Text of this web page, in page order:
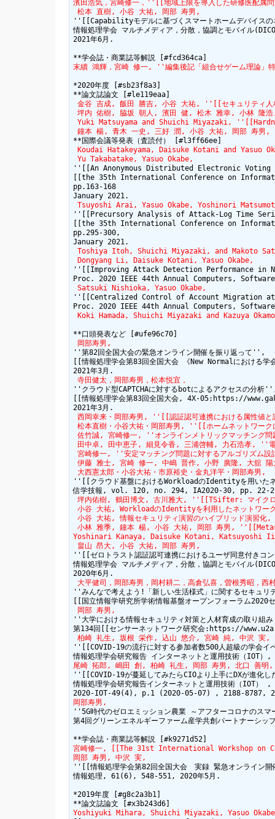
濱田浩気，宮崎修一，''[[地域上限を導入した研修医
松本 直樹, 小谷 大祐, 岡部 寿男,
''[[Capabilityモデルに基づくスマートホームデバイ
情報処理学会 マルチメディア，分散，協調とモバイル
2021年6月.
末續 鴻輝，宮崎 修一, ''編集後記「組合せゲーム理論
*2020年度 [#sb23f8a3]
金谷 吉成, 飯田 勝吉, 小谷 大祐, ''[[セキュリティ
坪内 佑樹, 脇坂 朝人, 濱田 健, 松木 雅幸, 小林 隆
Yuki Matsuyama and Shuichi Miyazaki,
鐘本 楊, 青木 一史, 三好 潤, 小谷 大祐, 岡部 寿男,
Koudai Hatakeyama, Daisuke Kotani and
Yu Takabatake, Yasuo Okabe,
''[[An Anonymous Distributed Electronic Voting
[[the 35th International Conference on
pp.163-168
Tsuyoshi Arai, Yasuo Okabe, Yoshinori
''[[Precursory Analysis of Attack-Log Time
[[the 35th International Conference on
pp.295-300,
Toshiya Itoh, Shuichi Miyazaki, and Makoto
Dongyang Li, Daisuke Kotani, Yasuo Okabe,
''[[Improving Attack Detection Performance in
Satsuki Nishioka, Yasuo Okabe,
''[[Centralized Control of Account Migration at
Koki Hamada, Shuichi Miyazaki and Kazuya
岡部寿男,
''第82回全国大会の緊急オンライン開催を振り返って'',
[[情報処理学会第83回全国大会 《New Normalにお
寺田健太，岡部寿男，松本悦宜，
''クラウド型CAPTCHAに対するbotによるアクセスの分析
[[情報処理学会第83回全国大会, 4X-05:https://
松本直樹・小谷大祐・岡部寿男, ''[[ホームネット
佐竹誠, 宮崎修一, ''オンラインメトリックマッチング
田中卓, 田中恵子, 細見令香, 三浦啓輔, 力石浩孝, ''電
宮崎修一, ''安定マッチング問題に対するアルゴリズム
伊藤 雅士, 宮崎 修一, 中嶋 晋作, 小野 廣隆, 大舘 陽
大西憲太郎・小谷大祐・市原裕史・金丸洋平・岡部寿男,
''[[クラウド基盤におけるWorkloadのIdentityを用い
坪内佑樹, 鶴田博文, 古川雅大, ''[[TSifter: マイクロ
小谷 大祐, WorkloadのIdentityを利用したネットワー
小谷 大祐, 情報セキュリティ演習のハイブリッド演習
小林 雅季, 鐘本 楊, 小谷 大祐, 岡部 寿男,
Yoshinari Kanaya, Daisuke Kotani,
畠山 昂大, 小谷 大祐, 岡部 寿男,
''[[ゼロトラスト認証認可連携におけるユーザ同意
情報処理学会 マルチメディア，分散，協調とモバイル
大平健司，岡部寿男，岡村耕二，高倉弘喜，曽根秀昭，西
''みんなで考えよう!「新しい生活様式」に関するセキュ
岡部 寿男,
''大学における情報セキュリティ対策と人材育成の取り組
柏崎 礼生, 坂根 栄作, 込山 悠介, 宮崎 純, 中沢 実,
''[[COVID-19の流行に対する参加者数500人超級の
尾崎 拓郎, 嶋田 創, 柏崎 礼生, 岡部 寿男, 北口 善明,
''[[COVID-19が蔓延してみたらCIOより上手にDX
情報処理学会研究報告インターネットと運用技術（IOT） ,
岡部寿男,
''5G時代のゼロエミッション農業 ～アフターコロナのス
第4回グリーンエネルギーファーム産学共創パートナーシ
宮崎修一, [[The 31st International Workshop on
岡部 寿男, 中沢 実,
''[[情報処理学会第82回全国大会　実録 緊急オン
情報処理, 61(6), 548-551, 2020年5月.
*2019年度 [#g8c2a3b1]
Yoshiyuki Mihara, Shuichi Miyazaki, Yasuo